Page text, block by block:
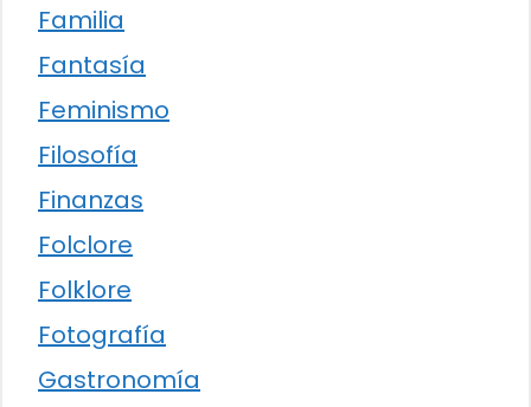
Familia
Fantasía
Feminismo
Filosofía
Finanzas
Folclore
Folklore
Fotografía
Gastronomía